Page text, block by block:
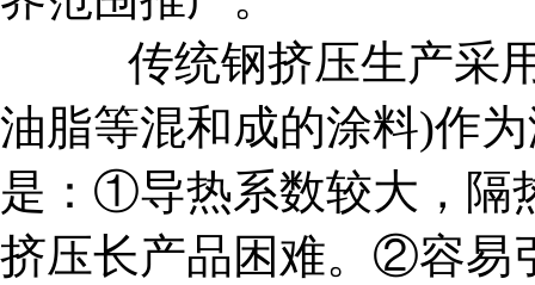
传统钢挤压生产采用
油脂等混和成的涂料)作
是：①导热系数较大，隔
挤压长产品困难。②容易